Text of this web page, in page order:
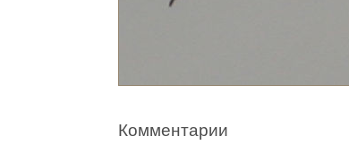
Комментарии